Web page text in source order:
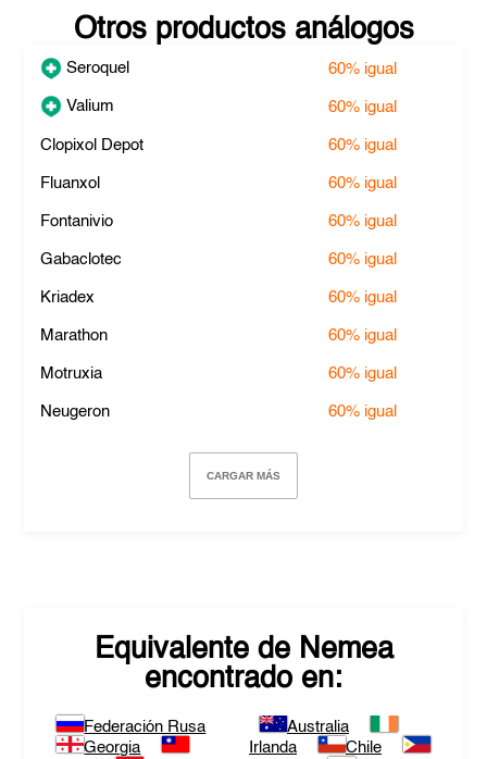
Otros productos análogos
Seroquel 60% igual
Valium 60% igual
Clopixol Depot 60% igual
Fluanxol 60% igual
Fontanivio 60% igual
Gabaclotec 60% igual
Kriadex 60% igual
Marathon 60% igual
Motruxia 60% igual
Neugeron 60% igual
CARGAR MÁS
Equivalente de Nemea
encontrado en:
Federación Rusa
Georgia
Australia
Irlanda
Chile